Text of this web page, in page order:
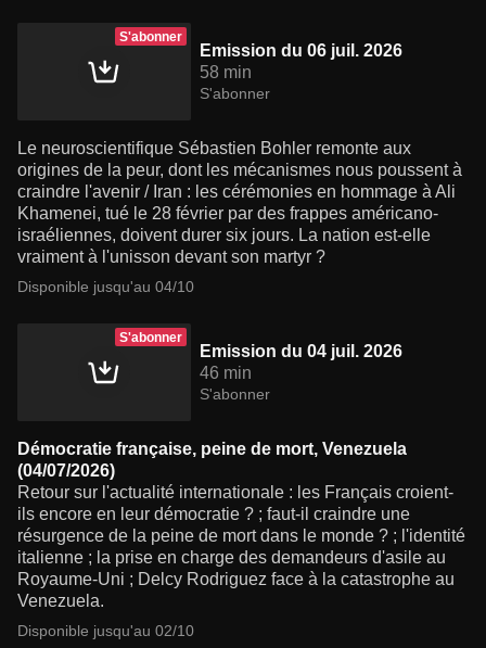
S'abonner
Emission du 06 juil. 2026
58 min
S'abonner
Le neuroscientifique Sébastien Bohler remonte aux
origines de la peur, dont les mécanismes nous poussent à
craindre l'avenir / Iran : les cérémonies en hommage à Ali
Khamenei, tué le 28 février par des frappes américano-
israéliennes, doivent durer six jours. La nation est-elle
vraiment à l'unisson devant son martyr ?
Disponible jusqu'au 04/10
S'abonner
Emission du 04 juil. 2026
46 min
S'abonner
Démocratie française, peine de mort, Venezuela
(04/07/2026)
Retour sur l'actualité internationale : les Français croient-
ils encore en leur démocratie ? ; faut-il craindre une
résurgence de la peine de mort dans le monde ? ; l'identité
italienne ; la prise en charge des demandeurs d'asile au
Royaume-Uni ; Delcy Rodriguez face à la catastrophe au
Venezuela.
Disponible jusqu'au 02/10